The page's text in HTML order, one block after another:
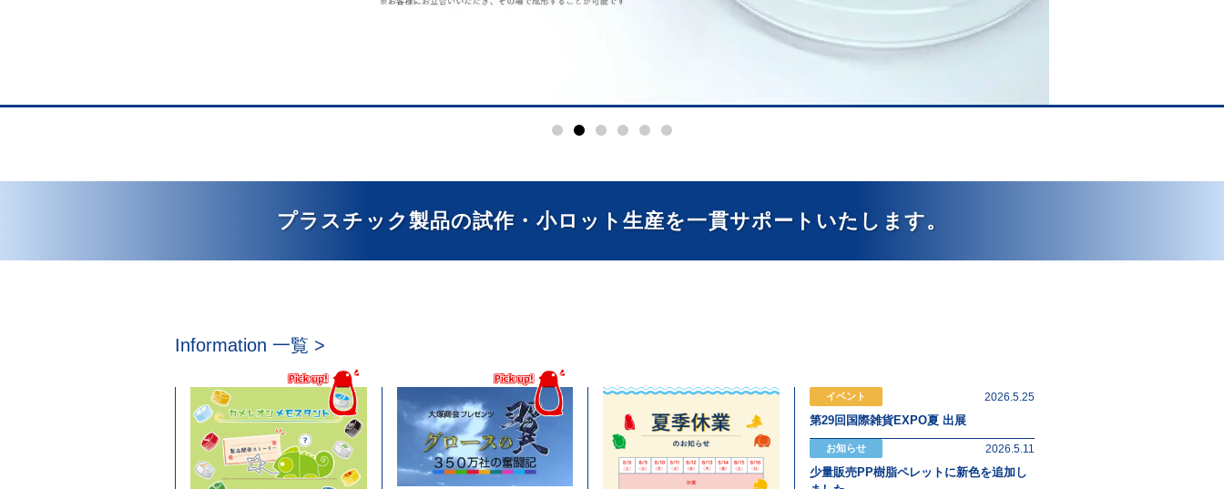
プラスチック製品の試作・ 小ロット生産を一貫サポートいたします。
Information 一覧 >
イベント 2026.5.25
第29回国際雑貨EXPO夏 出展
お知らせ 2026.5.11
少量販売PP樹脂ペレットに新色を追加し